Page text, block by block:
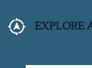
EXPLORE